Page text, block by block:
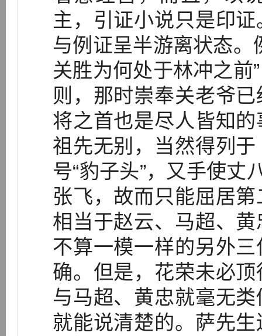
主，引证小说只是印
与例证呈半游离状态。
关胜为何处于林冲之前
则，那时崇奉关老爷
将之首也是尽人皆知
祖先无别，当然得列
号“豹子头”，又手使丈
张飞，故而只能屈居
相当于赵云、马超、
不算一模一样的另外
确。但是，花荣未必
与马超、黄忠就毫无
就能说清楚的。萨先